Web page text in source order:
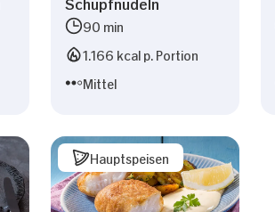
90 min
1.166 kcal p. Portion
Mittel
Hauptspeisen